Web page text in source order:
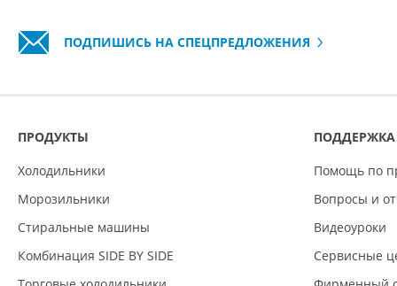
ПОДПИШИСЬ НА СПЕЦПРЕДЛОЖЕНИЯ
ПРОДУКТЫ
Холодильники
Морозильники
Стиральные машины
Комбинация SIDE BY SIDE
ПОДДЕРЖКА
Помощь по
Вопросы и
Видеоуроки
Сервисные